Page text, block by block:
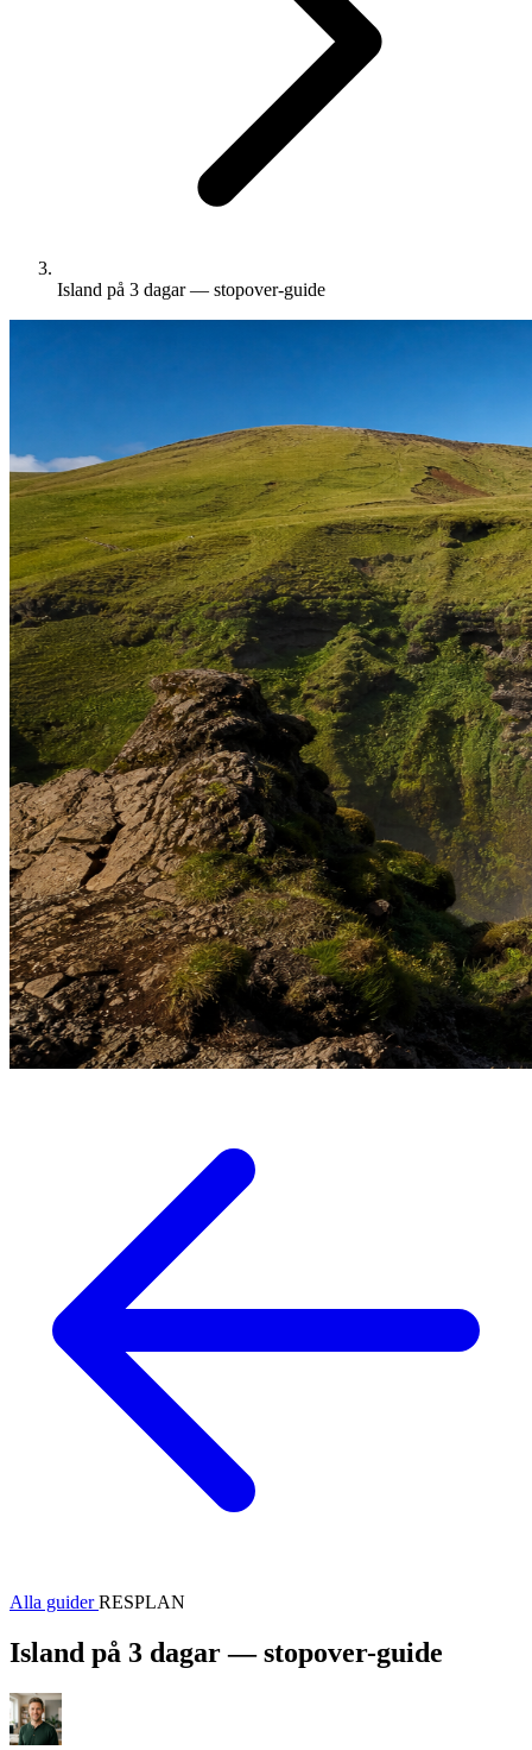
Island på 3 dagar — stopover-guide
Alla guiderRESPLAN
Island på 3 dagar — stopover-guide